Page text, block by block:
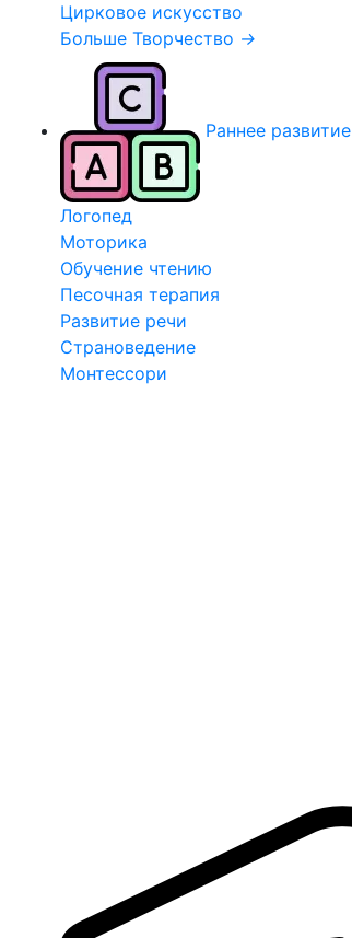
Цирковое искусство
Больше Творчество →
Раннее развитие
Логопед
Моторика
Обучение чтению
Песочная терапия
Развитие речи
Страноведение
Монтессори